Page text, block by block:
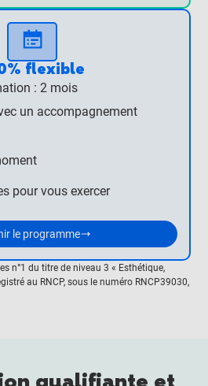
flexible
: 2 mois
un accompagnement
pour vous exercer
le programme
n°1 du titre de niveau 3 « Esthétique,
au RNCP, sous le numéro RNCP39030,